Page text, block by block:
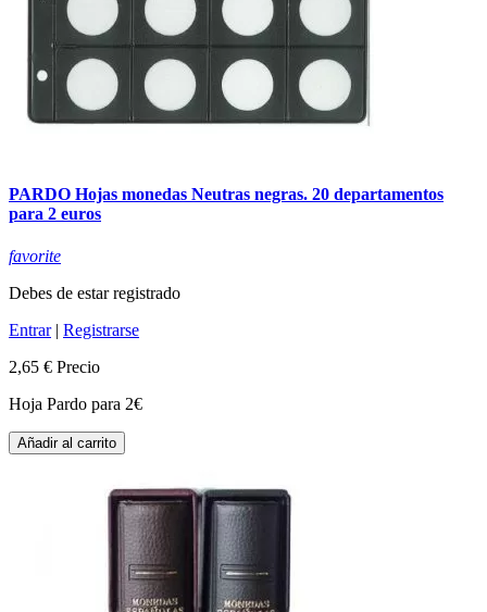
PARDO Hojas monedas Neutras negras. 20 departamentos
para 2 euros
favorite
Debes de estar registrado
Entrar| Registrarse
2,65 € Precio
Hoja Pardo para 2€
Añadir al carrito